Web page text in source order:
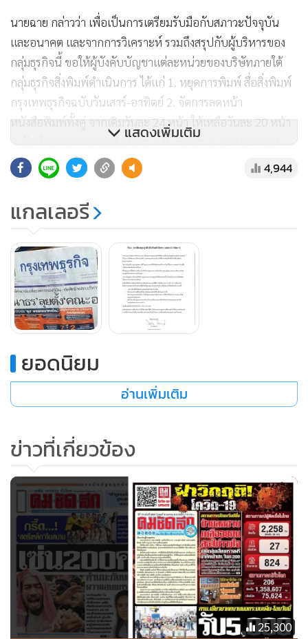
นายฉาย กล่าวว่า เพื่อเป็นการเตรียมรับมือกับสภาวะปัจจุบัน
และอนาคต และจากการวิเคราะห์ รวมถึงสรุปกับผู้บริหารของ
กลุ่มธุรกิจนี้ ขอให้ผู้บังคับบัญชาแต่ละหน่วยของบริษัทภายใต้
กลุ่มธุรกิจสิ่งพิมพ์ดำเนินการ ได้แก่ 1. หยุดการพิมพ์ สื่อสิ่งพิมพ์
กรุงเทพธุรกิจฉบับวันเสาร์-อาทิตย์ 2. จัดการลดหน้า
หนังสือพิมพ์ทั้งคู่ จากเดิมวันละ 24 หน้า ให้เหลือวันละ 20 หน้า
3. จัดทำแผนยุทธศาสตร์องค์กร 3 ปี เพื่อเสนอและประกาศสู่
สาธารณะ ภายใต้หลักคิดของการ Transform เข้าสู่ Digital อย่าง
เต็มรูปแบบ และ 4. จัดทำโครงสร้างบุคลากรและกำลังคนใหม่
ภายใต้ขอบเขตงานที่จำเป็นต่อธุรกิจตามแผนยุทธศาสตร์เพื่อนำ
เสนอต่อคณะกรรมการบริหาร
“โดยทั้งหมดนี้ ต้องแล้วเสร็จภายใน 30 วัน (7 ก.ย. 2563) ขอ
เรียนต่อพนักงานที่เกี่ยวข้องว่า นี่ไม่ใช่การลดค่าใช้จ่าย ไม่ใช่การ
ลดขนาดธุรกิจ แต่คือการปรับตัวให้เหมาะสมกับสภาพความเป็น
ที่สอดคล้องต่อแผนยุทธศาสตร์ในอนาคต” นายฉาย ระบุ
แสดงเพิ่มเติม
4,944
แกลเลอรี
ยอดนิยม
อ่านเพิ่มเติม
ข่าวที่เกี่ยวข้อง
25,300